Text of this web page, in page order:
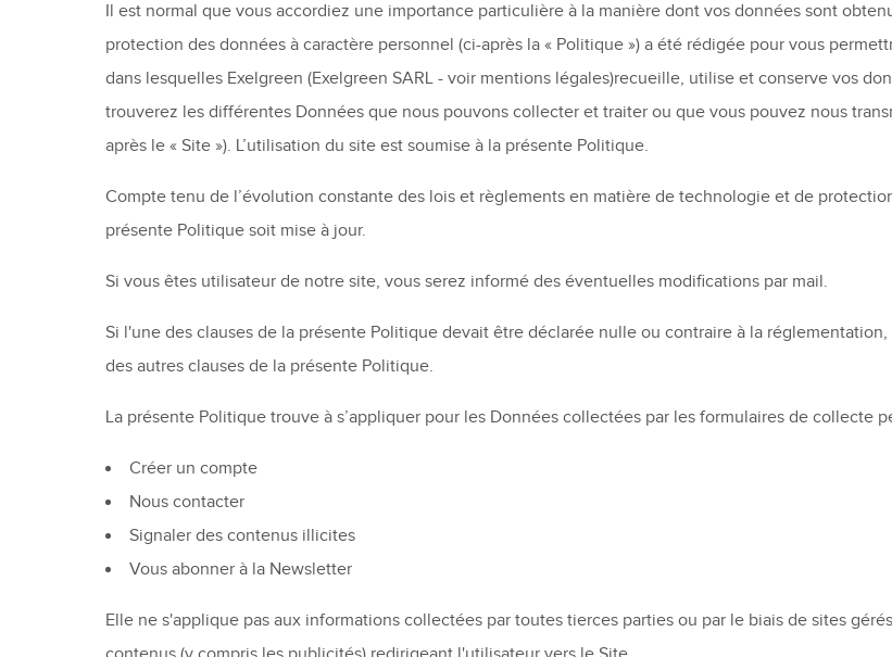
Il est normal que vous accordiez une importance particulière à la manière dont vos données sont
protection des données à caractère personnel (ci-après la « Politique ») a été rédigée pour vous
dans lesquelles Exelgreen (Exelgreen SARL - voir mentions légales)recueille, utilise et conserve vos
trouverez les différentes Données que nous pouvons collecter et traiter ou que vous pouvez nous
après le « Site »). L’utilisation du site est soumise à la présente Politique.
Compte tenu de l’évolution constante des lois et règlements en matière de technologie et de
présente Politique soit mise à jour.
Si vous êtes utilisateur de notre site, vous serez informé des éventuelles modifications par mail.
Si l'une des clauses de la présente Politique devait être déclarée nulle ou contraire à la
des autres clauses de la présente Politique.
La présente Politique trouve à s’appliquer pour les Données collectées par les formulaires de collecte
Créer un compte
Nous contacter
Signaler des contenus illicites
Vous abonner à la Newsletter
Elle ne s'applique pas aux informations collectées par toutes tierces parties ou par le biais de sites